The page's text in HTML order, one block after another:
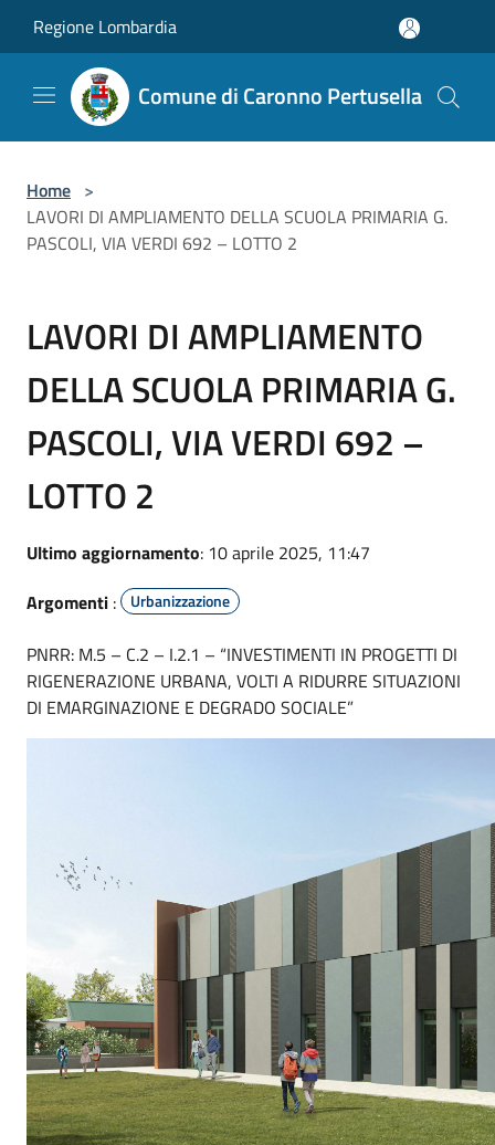
Regione Lombardia
Comune di Caronno Pertusella
Home >
LAVORI DI AMPLIAMENTO DELLA SCUOLA PRIMARIA G.
PASCOLI, VIA VERDI 692 – LOTTO 2
LAVORI DI AMPLIAMENTO
DELLA SCUOLA PRIMARIA G.
PASCOLI, VIA VERDI 692 –
LOTTO 2
Ultimo aggiornamento: 10 aprile 2025, 11:47
Argomenti : Urbanizzazione
PNRR: M.5 – C.2 – I.2.1 – “INVESTIMENTI IN PROGETTI DI
RIGENERAZIONE URBANA, VOLTI A RIDURRE SITUAZIONI
DI EMARGINAZIONE E DEGRADO SOCIALE”